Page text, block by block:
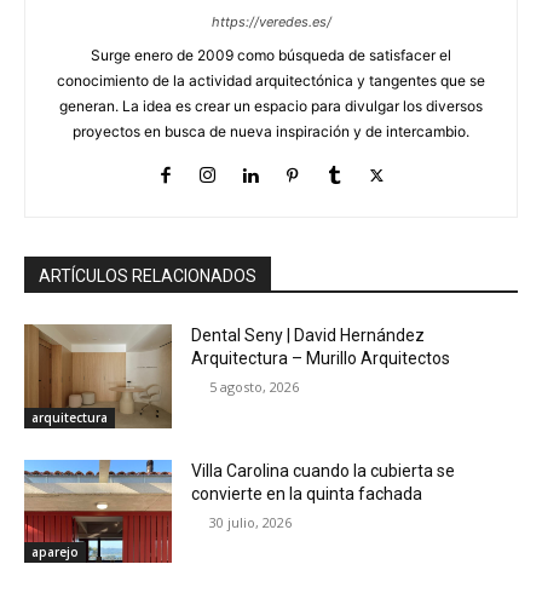
https://veredes.es/
Surge enero de 2009 como búsqueda de satisfacer el
conocimiento de la actividad arquitectónica y tangentes que se
generan. La idea es crear un espacio para divulgar los diversos
proyectos en busca de nueva inspiración y de intercambio.
ARTÍCULOS RELACIONADOS
arquitectura
Dental Seny | David Hernández
Arquitectura – Murillo Arquitectos
5 agosto, 2026
aparejo
Villa Carolina cuando la cubierta se
convierte en la quinta fachada
30 julio, 2026